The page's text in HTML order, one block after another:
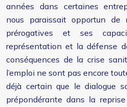
années dans certaines
nous paraissait opportun de
prérogatives et ses
représentation et la défense
conséquences de la crise
l’emploi ne sont pas encore
déjà certain que le dialogue
prépondérante dans la